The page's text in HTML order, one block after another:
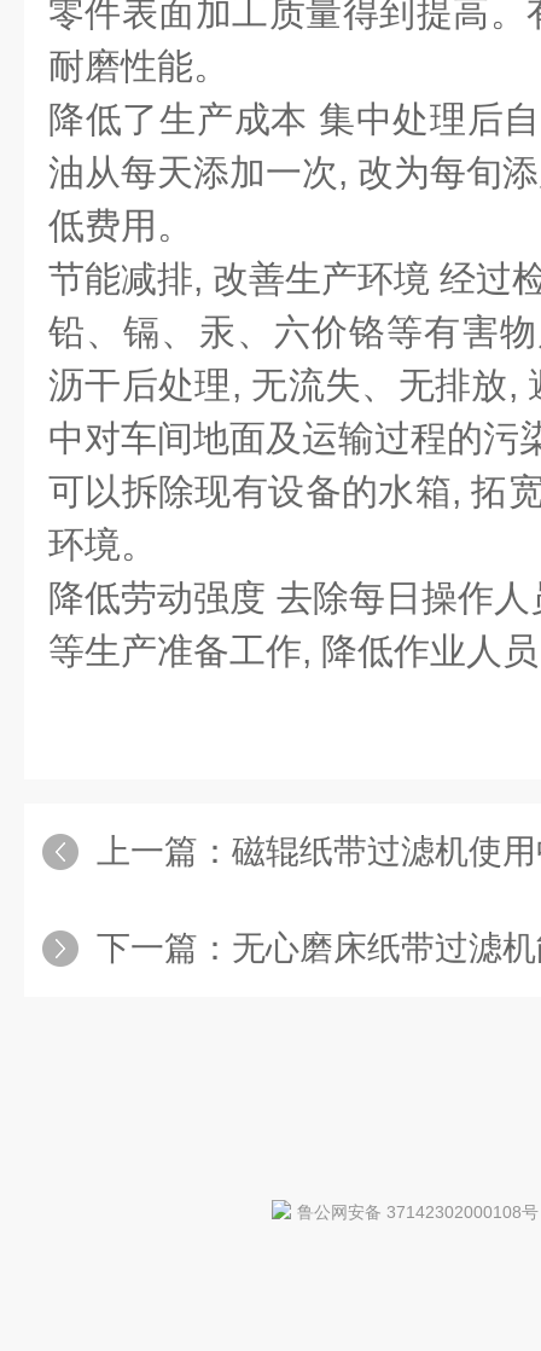
零件表面加工质量得到提高
耐磨性能。
降低了生产成本 集中处理后
油从每天添加一次, 改为每旬
低费用。
节能减排, 改善生产环境 经过
铅、镉、汞、六价铬等有害
沥干后处理, 无流失、无排放,
中对车间地面及运输过程的污
可以拆除现有设备的水箱, 拓
环境。
降低劳动强度 去除每日操作
等生产准备工作, 降低作业人
上一篇： 磁辊纸带过滤机使
下一篇： 无心磨床纸带过滤机能
鲁公网安备 37142302000108号